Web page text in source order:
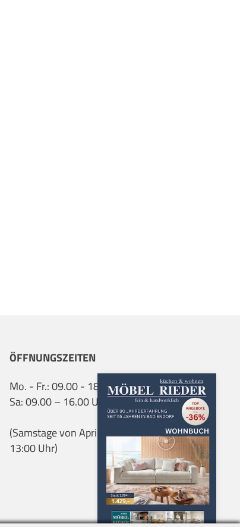
ÖFFNUNGSZEITEN
Mo. - Fr.: 09.00 - 18.00 Uhr
Sa: 09.00 – 16.00 Uhr
(Samstage von April bis Sept. 9:00 bis
13:00 Uhr)